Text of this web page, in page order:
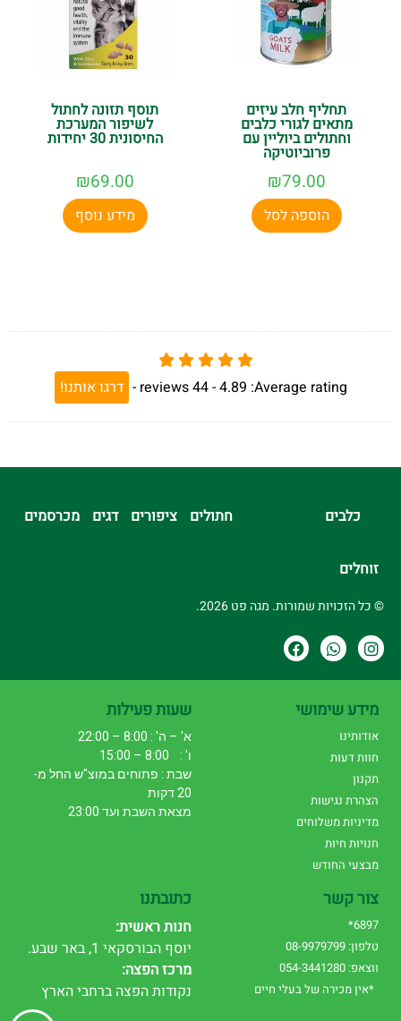
תחליף חלב עיזים
מתאים לגורי כלבים
וחתולים ביוליין עם
פרוביוטיקה
₪79.00
הוספה לסל
תוסף תזונה לחתול
לשיפור המערכת
החיסונית 30 יחידות
₪69.00
מידע נוסף
Average rating:
4.89 -
44
reviews
- דרגו אותנו!
כלבים חתולים ציפורים דגים מכרסמים
זוחלים
© כל הזכויות שמורות. מגה פט 2026.
מידע שימושי
אודותינו
חוות דעות
תקנון
הצהרת נגישות
מדיניות משלוחים
חנויות חיות
מבצעי החודש
שעות פעילות
א' – ה' : 8:00 – 22:00
ו' : 8:00 – 15:00
שבת : פתוחים במוצ"ש החל מ-
20 דקות
מצאת השבת ועד 23:00
צור קשר
6897*
טלפון: 08-9979799
ווצאפ: 054-3441280
*אין מכירה של בעלי חיים
כתובתנו
חנות ראשית:
יוסף הבורסקאי 1, באר שבע.
מרכז הפצה:
נקודות הפצה ברחבי הארץ